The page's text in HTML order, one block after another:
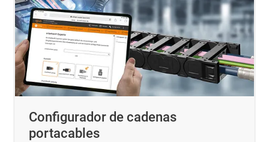
Configurador de cadenas
portacables